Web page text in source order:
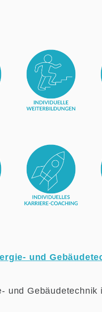
und
und Gebäudetechnik